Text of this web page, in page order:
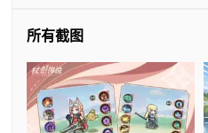
所有截图